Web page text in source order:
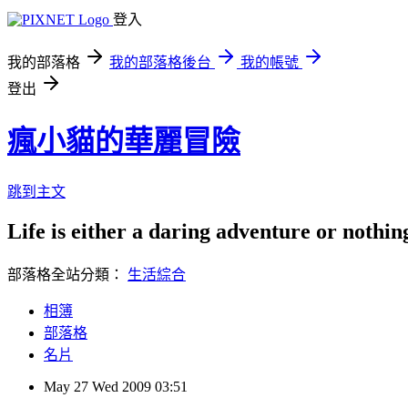
登入
我的部落格 我的部落格後台
我的帳號
登出
瘋小貓的華麗冒險
跳到主文
Life is either a daring adventure or
部落格全站分類： 生活綜合
相簿
部落格
名片
May 27 Wed 2009 03:51